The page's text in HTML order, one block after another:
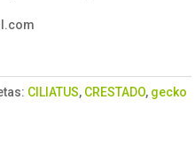
CILIATUS, CRESTADO, gecko